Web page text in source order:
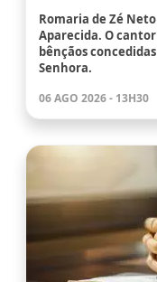
Romaria de Zé
Aparecida. O
bênçãos
Senhora.
06 AGO 2026 - 13H30